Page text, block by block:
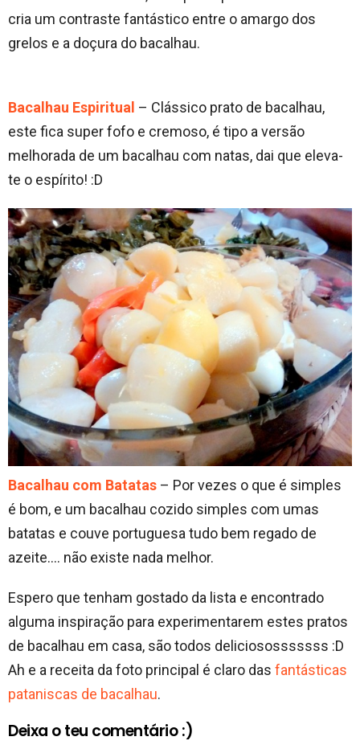
cria um contraste fantástico entre o amargo dos
grelos e a doçura do bacalhau.
Bacalhau Espiritual – Clássico prato de bacalhau,
este fica super fofo e cremoso, é tipo a versão
melhorada de um bacalhau com natas, dai que eleva-
te o espírito! :D
Bacalhau com Batatas – Por vezes o que é simples
é bom, e um bacalhau cozido simples com umas
batatas e couve portuguesa tudo bem regado de
azeite…. não existe nada melhor.
Espero que tenham gostado da lista e encontrado
alguma inspiração para experimentarem estes pratos
de bacalhau em casa, são todos deliciososssssss :D
Ah e a receita da foto principal é claro das fantásticas
pataniscas de bacalhau.
Deixa o teu comentário :)